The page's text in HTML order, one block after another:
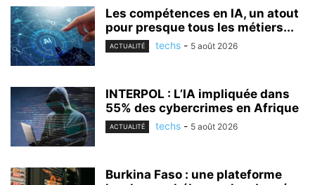
Les compétences en IA, un atout
pour presque tous les métiers...
ACTUALITÉ techs - 5 août 2026
INTERPOL : L’IA impliquée dans
55% des cybercrimes en Afrique
ACTUALITÉ techs - 5 août 2026
Burkina Faso : une plateforme